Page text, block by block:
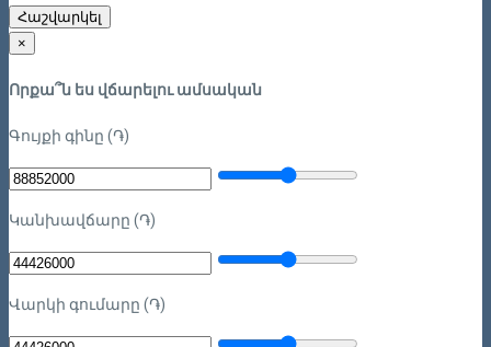
Հաշվարկել
×
Որքա՞ն ես վճարելու ամսական
Գույքի գինը (֏)
Կանխավճարը (֏)
Վարկի գումարը (֏)